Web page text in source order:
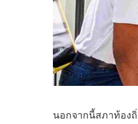
นอกจากนี้สภาท้อง